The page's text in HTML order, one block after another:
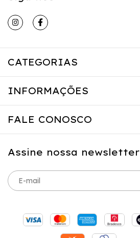
CATEGORIAS
INFORMAÇÕES
FALE CONOSCO
Assine nossa newsletter